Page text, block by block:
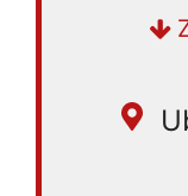
Lima,